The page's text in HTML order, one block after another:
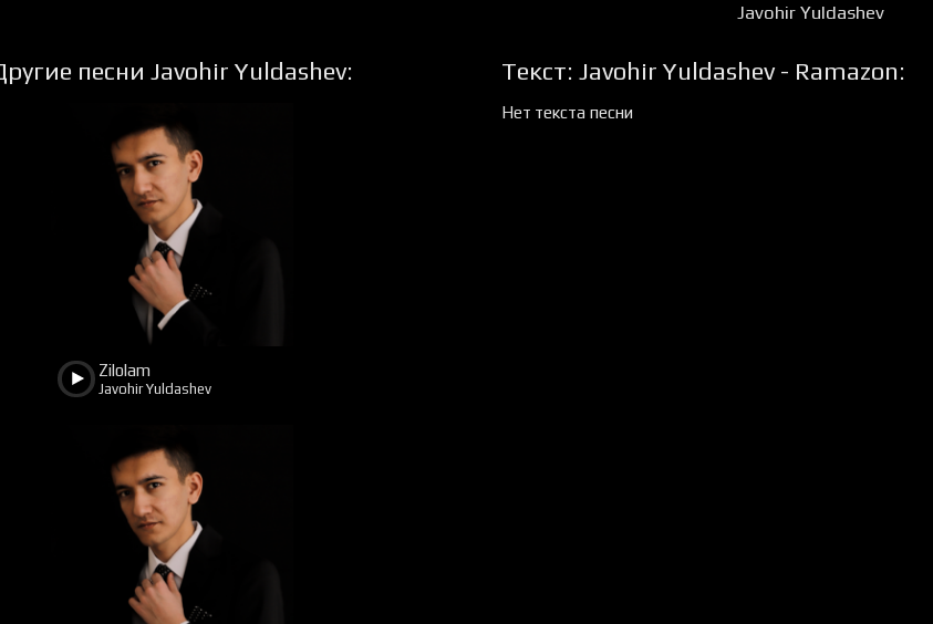
Javohir Yuldashev
песни Javohir Yuldashev:
1036
Zilolam
Javohir Yuldashev
1047
Текст: Javohir Yuldashev - Ramazon:
Нет текста песни